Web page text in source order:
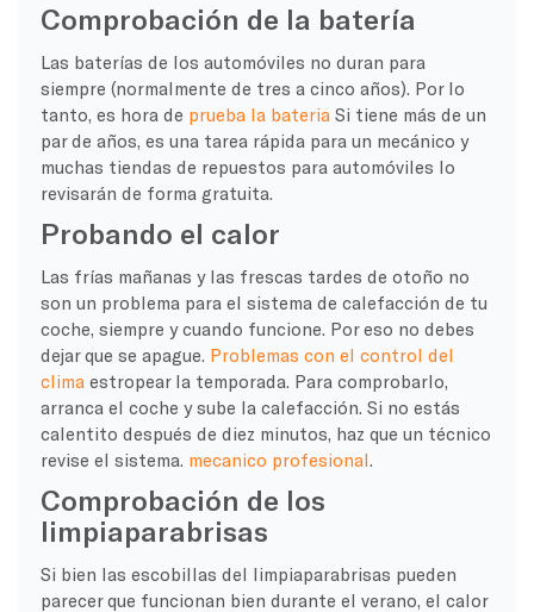
Comprobación de la batería
Las baterías de los automóviles no duran para
siempre (normalmente de tres a cinco años). Por lo
tanto, es hora de prueba la bateriaSi tiene más de un
par de años, es una tarea rápida para un mecánico y
muchas tiendas de repuestos para automóviles lo
revisarán de forma gratuita.
Probando el calor
Las frías mañanas y las frescas tardes de otoño no
son un problema para el sistema de calefacción de tu
coche, siempre y cuando funcione. Por eso no debes
dejar que se apague. Problemas con el control del
climaestropear la temporada. Para comprobarlo,
arranca el coche y sube la calefacción. Si no estás
calentito después de diez minutos, haz que un técnico
revise el sistema. mecanico profesional.
Comprobación de los
limpiaparabrisas
Si bien las escobillas del limpiaparabrisas pueden
parecer que funcionan bien durante el verano, el calor